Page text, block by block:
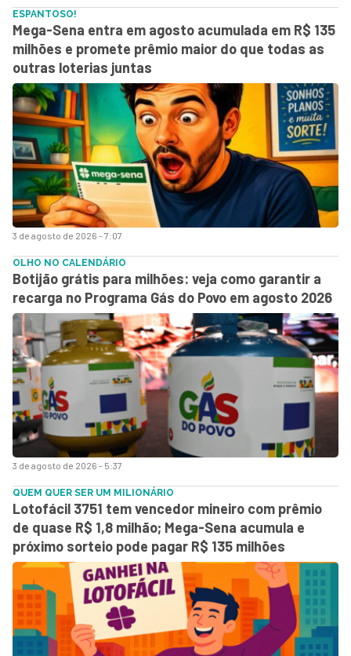
3 de agosto de 2026 - 7:07
ESPANTOSO!
Mega-Sena entra em agosto acumulada em R$ 135
milhões e promete prêmio maior do que todas as
outras loterias juntas
3 de agosto de 2026 - 5:37
OLHO NO CALENDÁRIO
Botijão grátis para milhões: veja como garantir a
recarga no Programa Gás do Povo em agosto 2026
QUEM QUER SER UM MILIONÁRIO
Lotofácil 3751 tem vencedor mineiro com prêmio
de quase R$ 1,8 milhão; Mega-Sena acumula e
próximo sorteio pode pagar R$ 135 milhões